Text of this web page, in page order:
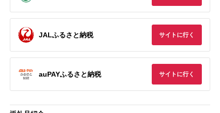
JALふるさと納税 サイトに行く
auPAYふるさと納税 サイトに行く